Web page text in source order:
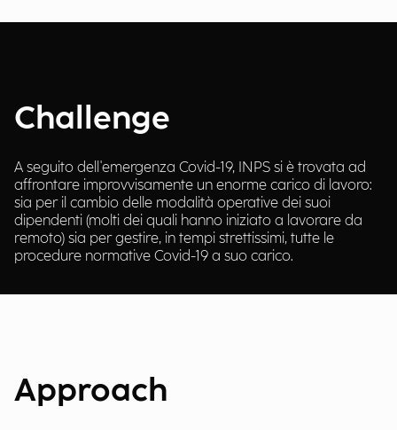
Challenge
A seguito dell'emergenza Covid-19, INPS si è trovata ad
affrontare improvvisamente un enorme carico di lavoro:
sia per il cambio delle modalità operative dei suoi
dipendenti (molti dei quali hanno iniziato a lavorare da
remoto) sia per gestire, in tempi strettissimi, tutte le
procedure normative Covid-19 a suo carico.
Approach